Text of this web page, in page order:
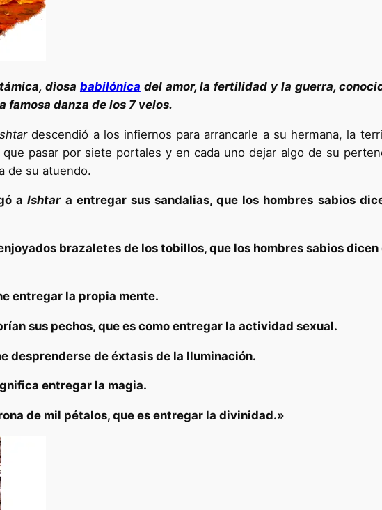
diosa babilónica del amor, la fertilidad y la guerra,
famosa danza de los 7 velos.
descendió a los infiernos para arrancarle a su hermana, la
pasar por siete portales y en cada uno dejar algo de su
de su atuendo.
aIshtara entregar sus sandalias, que los hombres sabios
brazaletes de los tobillos, que los hombres sabios
entregar la propia mente.
sus pechos, que es como entregar la actividad sexual.
desprenderse de éxtasis de la Iluminación.
entregar la magia.
de mil pétalos, que es entregar la divinidad.»